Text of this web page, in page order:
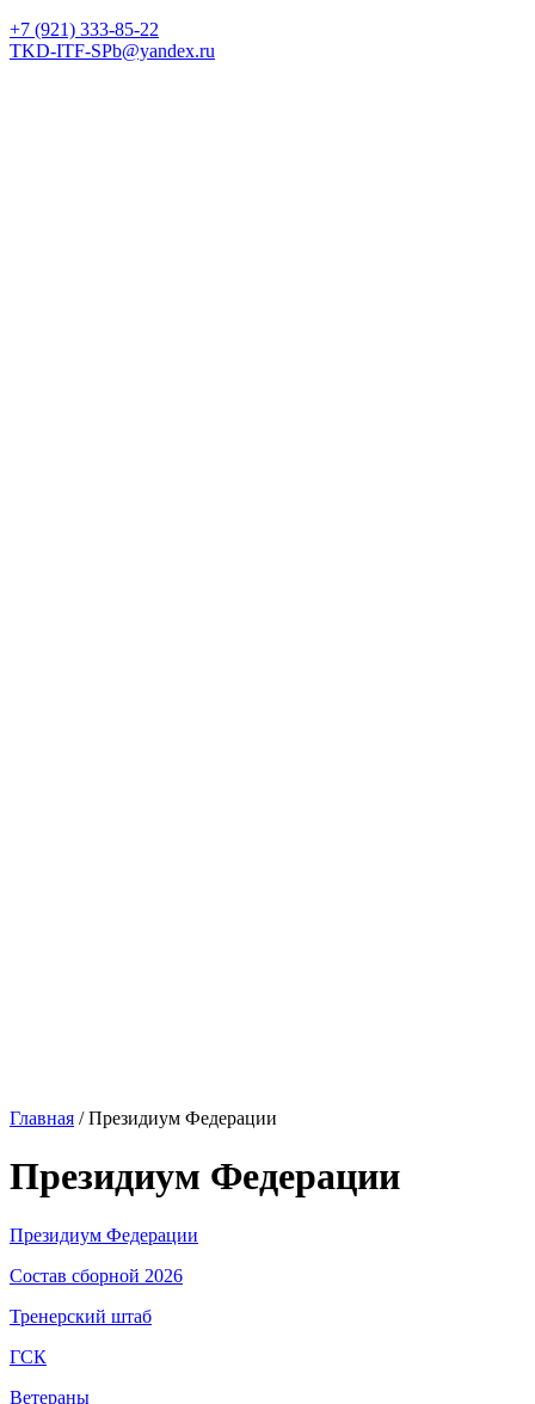
+7 (921) 333-85-22
TKD-ITF-SPb@yandex.ru
Главная /Президиум Федерации
Президиум Федерации
Президиум Федерации
Состав сборной 2026
Тренерский штаб
ГСК
Ветераны